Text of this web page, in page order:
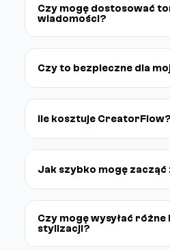
Czy mogę dostosować
wiadomości?
Czy to bezpieczne dla
Ile kosztuje CreatorFlow?
Jak szybko mogę
Czy mogę wysyłać
stylizacji?